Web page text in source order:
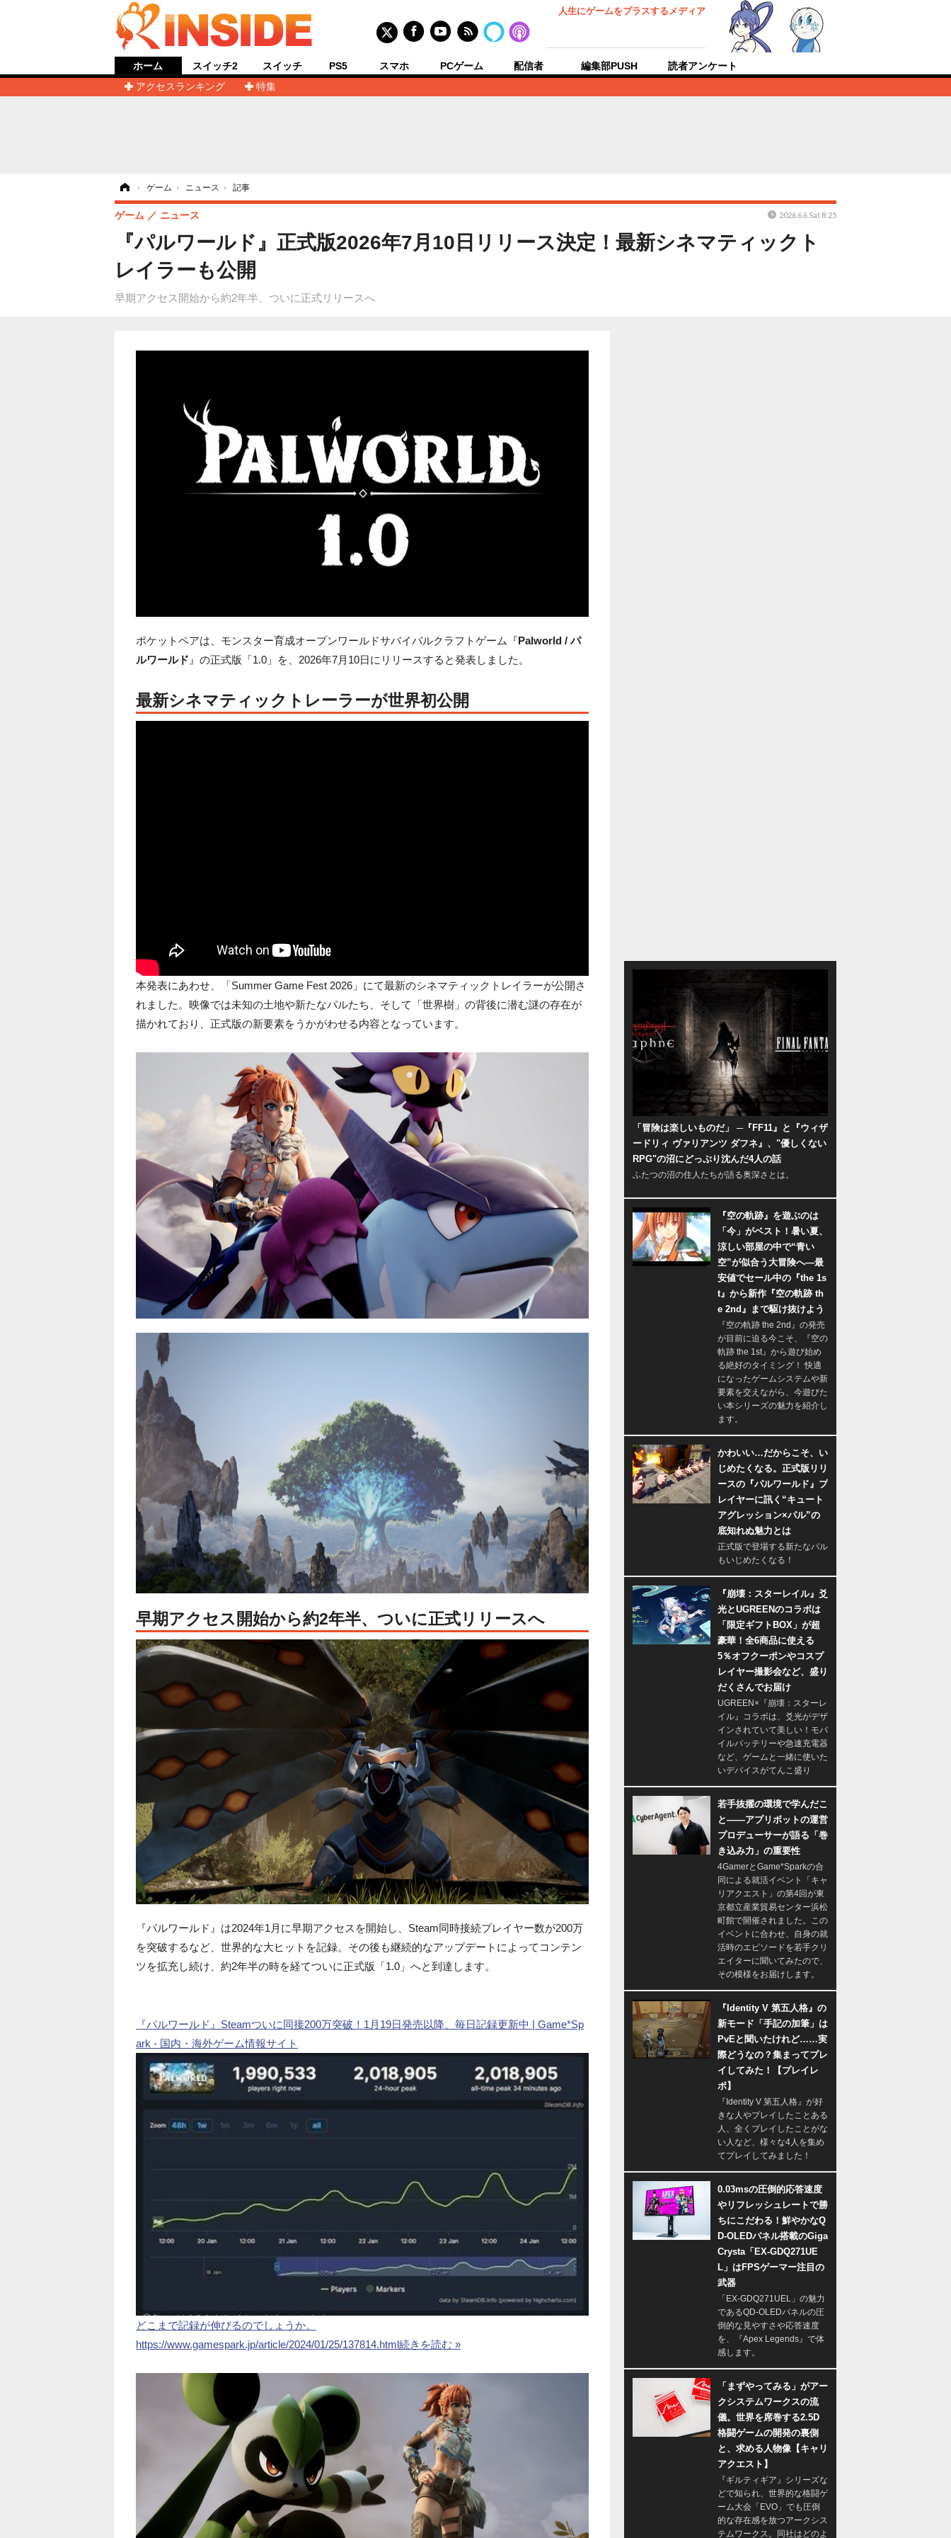
人生にゲームをプラスするメディア
ホーム
アクセスランキング
特集
スイッチ2 スイッチ PS5 スマホ PCゲーム 配信者 編集部PUSH 読者アンケート
› ゲーム › ニュース › 記事
『パルワールド』正式版2026年7月10日リリース決定！最新シネマティックト
レイラーも公開
早期アクセス開始から約2年半、ついに正式リリースへ
ゲーム ニュース 2026.6.6 Sat 8:25
ポケットペアは、モンスター育成オープンワールドサバイバルクラフトゲーム『Palworld / パ
ルワールド 』の正式版「1.0」を、2026年7月10日にリリースすると発表しました。
最新シネマティックトレーラーが世界初公開
本発表にあわせ、「Summer Game Fest 2026」にて最新のシネマティックトレイラーが公開さ
れました。映像では未知の土地や新たなパルたち、そして「世界樹」の背後に潜む謎の存在が
描かれており、正式版の新要素をうかがわせる内容となっています。
早期アクセス開始から約2年半、ついに正式リリースへ
『パルワールド』は2024年1月に早期アクセスを開始し、Steam同時接続プレイヤー数が200万
を突破するなど、世界的な大ヒットを記録。その後も継続的なアップデートによってコンテン
ツを拡充し続け、約2年半の時を経てついに正式版「1.0」へと到達します。
『パルワールド』Steamついに同接200万突破！1月19日発売以降、毎日記録更新中 | Game*Sp
ark - 国内・海外ゲーム情報サイト
どこまで記録が伸びるのでしょうか。
https://www.gamespark.jp/article/2024/01/25/137814.html続きを読む »
「冒険は楽しいものだ」 ─『FF11』と『ウィザ
ードリィ ヴァリアンツ ダフネ』、"優しくない
RPG"の沼にどっぷり沈んだ4人の話
ふたつの沼の住人たちが語る奥深さとは。
『空の軌跡』を遊ぶのは
「今」がベスト！暑い夏、
涼しい部屋の中で“青い
空”が似合う大冒険へ―最
安値でセール中の『the 1s
t』から新作『空の軌跡 th
e 2nd』まで駆け抜けよう
『空の軌跡 the 2nd』の発売
が目前に迫る今こそ、『空の
軌跡 the 1st』から遊び始め
る絶好のタイミング！ 快適
になったゲームシステムや新
要素を交えながら、今遊びた
い本シリーズの魅力を紹介し
ます。
かわいい…だからこそ、い
じめたくなる。正式版リリ
ースの『パルワールド』プ
レイヤーに訊く“キュート
アグレッション×パル”の
底知れぬ魅力とは
正式版で登場する新たなパル
もいじめたくなる！
『崩壊：スターレイル』爻
光とUGREENのコラボは
「限定ギフトBOX」が超
豪華！全6商品に使える
5％オフクーポンやコスプ
レイヤー撮影会など、盛り
だくさんでお届け
UGREEN×『崩壊：スターレ
イル』コラボは、爻光がデザ
インされていて美しい！モバ
イルバッテリーや急速充電器
など、ゲームと一緒に使いた
いデバイスがてんこ盛り
若手抜擢の環境で学んだこ
と――アプリボットの運営
プロデューサーが語る「巻
き込み力」の重要性
4GamerとGame*Sparkの合
同による就活イベント「キャ
リアクエスト」の第4回が東
京都立産業貿易センター浜松
町館で開催されました。この
イベントに合わせ、自身の就
活時のエピソードを若手クリ
エイターに聞いてみたので、
その模様をお届けします。
『Identity V 第五人格』の
新モード「手記の加筆」は
PvEと聞いたけれど……実
際どうなの？集まってプレ
イしてみた！【プレイレ
ポ】
『Identity V 第五人格』が好
きな人やプレイしたことある
人、全くプレイしたことがな
い人など、様々な4人を集め
てプレイしてみました！
0.03msの圧倒的応答速度
やリフレッシュレートで勝
ちにこだわる！鮮やかなQ
D-OLEDパネル搭載のGiga
Crysta「EX-GDQ271UE
L」はFPSゲーマー注目の
武器
「EX-GDQ271UEL」の魅力
であるQD-OLEDパネルの圧
倒的な見やすさや応答速度
を、『Apex Legends』で体
感します。
「まずやってみる」がアー
クシステムワークスの流
儀。世界を席巻する2.5D
格闘ゲームの開発の裏側
と、求める人物像【キャリ
アクエスト】
『ギルティギア』シリーズな
どで知られ、世界的な格闘ゲ
ーム大会「EVO」でも圧倒
的な存在感を放つアークシス
テムワークス。同社はどのよ